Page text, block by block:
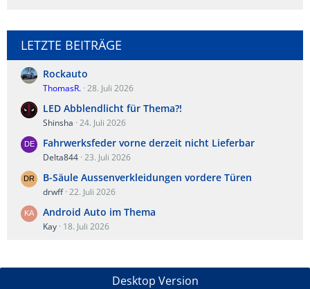
LETZTE BEITRÄGE
Rockauto
ThomasR. 28. Juli 2026
LED Abblendlicht für Thema?!
Shinsha 24. Juli 2026
Fahrwerksfeder vorne derzeit nicht Lieferbar
Delta844 23. Juli 2026
B-Säule Aussenverkleidungen vordere Türen
drwff 22. Juli 2026
Android Auto im Thema
Kay 18. Juli 2026
Desktop Version